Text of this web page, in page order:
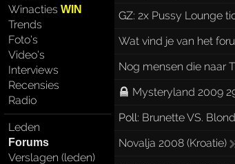
WinactiesWIN
Trends
Foto's
Video's
Interviews
Recensies
Radio
Leden
Forums
Verslagen (leden)
GZ: 2x Pussy Lounge
Wat vind je van het
Nog mensen die naar
Mysteryland 2009
Poll: Brunette VS. Blond
Novalja 2008 (Kroatie)